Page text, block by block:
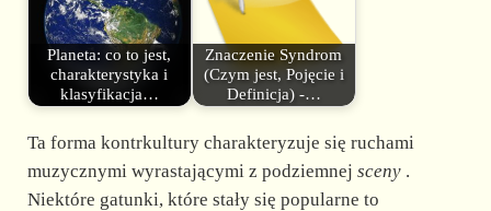
Planeta: co to jest,
charakterystyka i
klasyfikacja…
Znaczenie Syndrom
(Czym jest, Pojęcie i
Definicja) -…
Ta forma kontrkultury charakteryzuje się ruchami
muzycznymi wyrastającymi z podziemnej sceny.
Niektóre gatunki, które stały się popularne to